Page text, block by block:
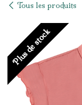
Tous les produits
Plus de stock